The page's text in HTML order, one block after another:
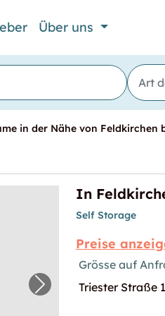
Über uns
Art
in der Nähe von Feldkirchen
bei Graz Self
Nächstes Bild für
Self Storage
Preise
Grösse auf
Triester Straße